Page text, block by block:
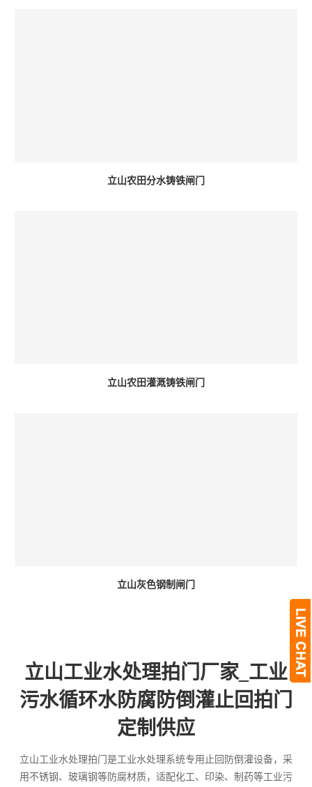
立山农田分水铸铁闸门
立山农田灌溉铸铁闸门
立山灰色钢制闸门
立山工业水处理拍门厂家_工业
污水循环水防腐防倒灌止回拍门
定制供应
立山工业水处理拍门是工业水处理系统专用止回防倒灌设备，采
用不锈钢、玻璃钢等防腐材质，适配化工、印染、制药等工业污